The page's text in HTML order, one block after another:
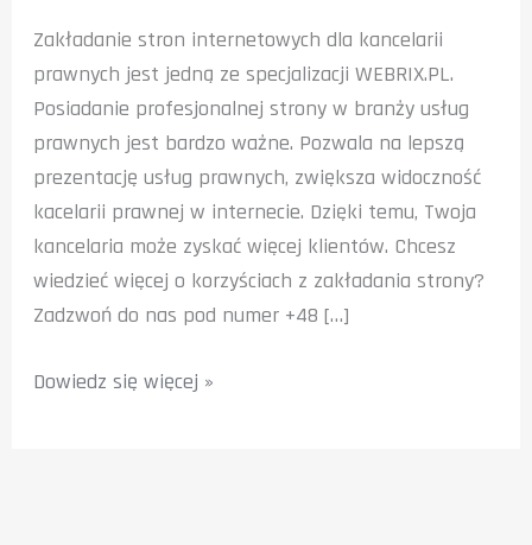
Zakładanie stron internetowych dla kancelarii
prawnych jest jedną ze specjalizacji WEBRIX.PL.
Posiadanie profesjonalnej strony w branży usług
prawnych jest bardzo ważne. Pozwala na lepszą
prezentację usług prawnych, zwiększa widoczność
kacelarii prawnej w internecie. Dzięki temu, Twoja
kancelaria może zyskać więcej klientów. Chcesz
wiedzieć więcej o korzyściach z zakładania strony?
Zadzwoń do nas pod numer +48 […]
Zakładanie
Dowiedz się więcej »